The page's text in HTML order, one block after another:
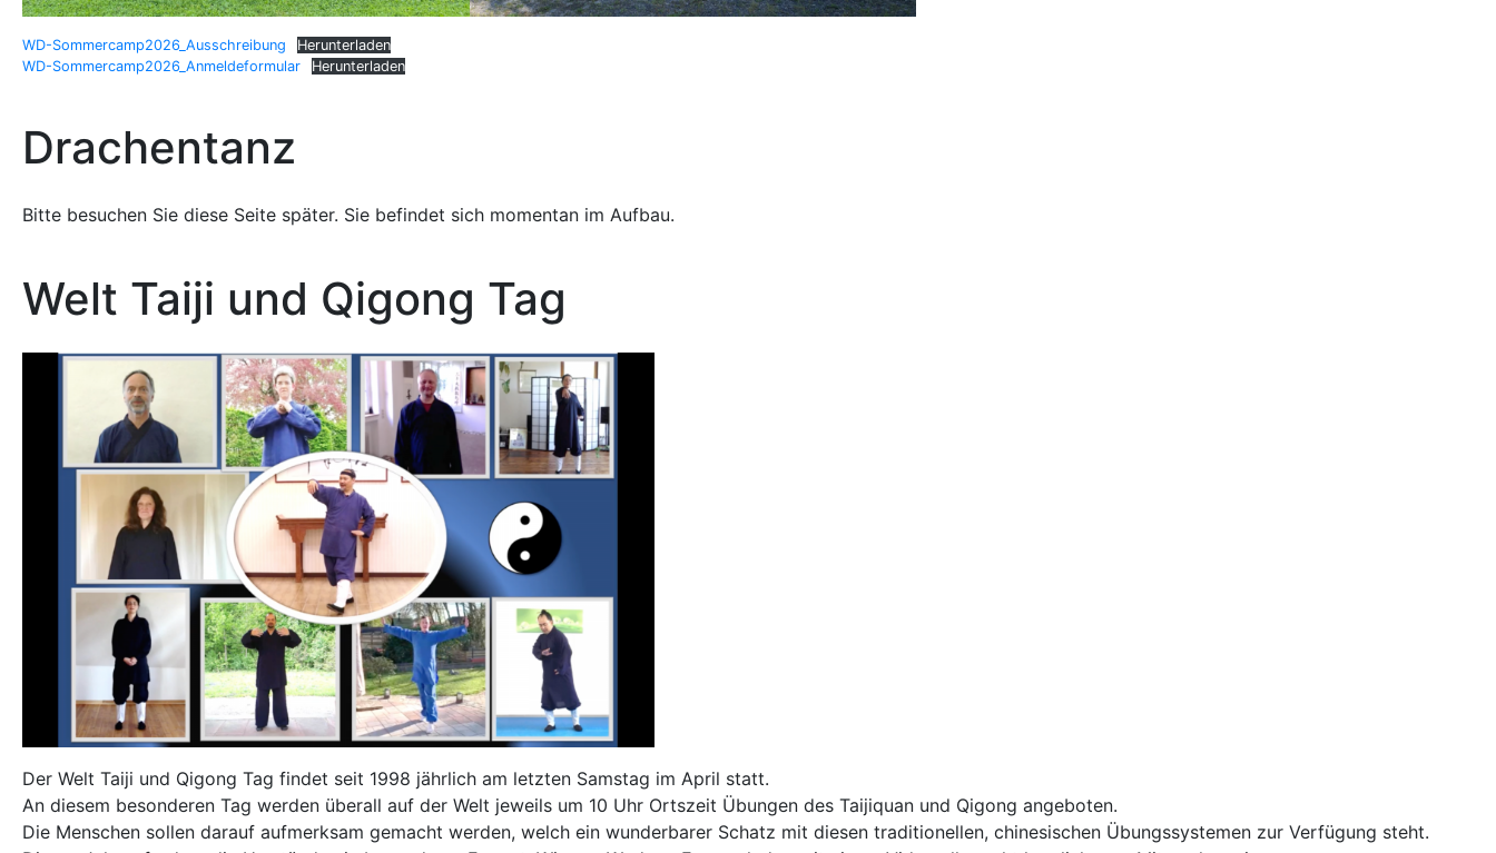
WD-Sommercamp2026_Ausschreibung
Herunterladen
WD-Sommercamp2026_Anmeldeformular
Herunterladen
Drachentanz
Bitte besuchen Sie diese Seite später. Sie befindet sich momentan im Aufbau.
Welt Taiji und Qigong Tag
Der Welt Taiji und Qigong Tag findet seit 1998 jährlich am letzten Samstag im April statt.
An diesem besonderen Tag werden überall auf der Welt jeweils um 10 Uhr Ortszeit Übungen des Taijiquan und Qigong angeboten.
Die Menschen sollen darauf aufmerksam gemacht werden, welch ein wunderbarer Schatz mit diesen traditionellen, chinesischen Übungssystemen zur Verfügung steht.